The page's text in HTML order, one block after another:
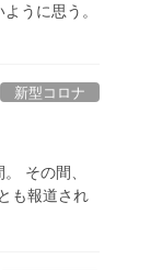
うに思う。
新型コロナ
その間、
も報道され